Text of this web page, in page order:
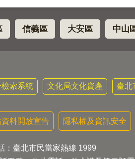
信義區 大安區 中山
檢索系統 文化局文化資產 臺北
料開放宣告 隱私權及資訊安全
：臺北市民當家熱線 1999